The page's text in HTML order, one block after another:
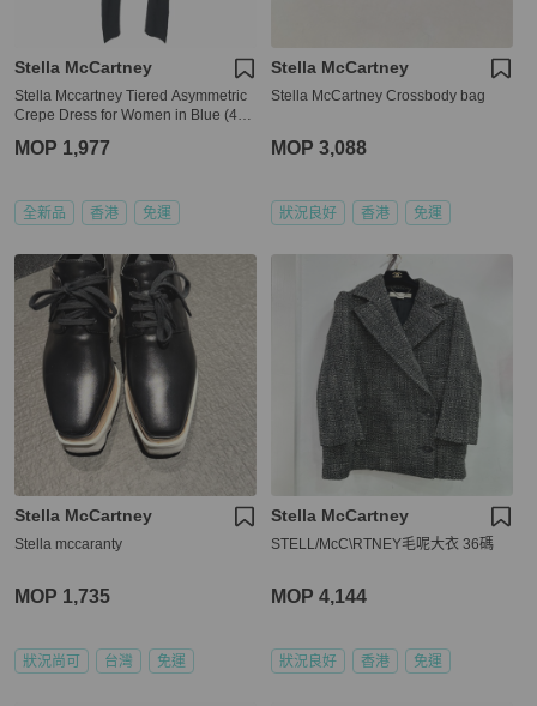
Stella McCartney
Stella Mccartney Tiered Asymmetric
Crepe Dress for Women in Blue (495
MOP 1,977
全新品 香港 免運
Stella McCartney
Stella McCartney Crossbody bag
MOP 3,088
狀況良好 香港 免運
Stella McCartney
Stella mccaranty
MOP 1,735
狀況尚可 台灣 免運
Stella McCartney
STELL/McC\RTNEY毛呢大衣 36碼
MOP 4,144
狀況良好 香港 免運